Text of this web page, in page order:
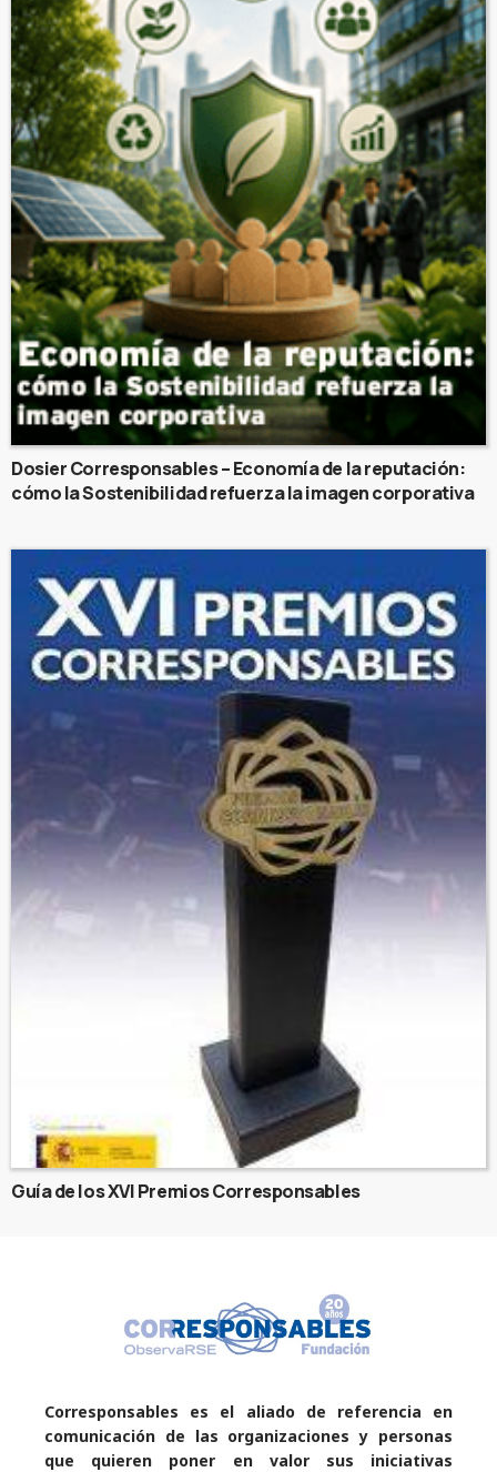
Dosier Corresponsables – Economía de la reputación:
cómo la Sostenibilidad refuerza la imagen corporativa
Guía de los XVI Premios Corresponsables
Corresponsables es el aliado de referencia en
comunicación de las organizaciones y personas
que quieren poner en valor sus iniciativas